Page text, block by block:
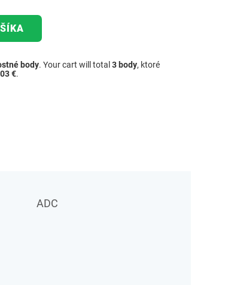
body. Your cart will total 3 body, ktoré
€.
ADC